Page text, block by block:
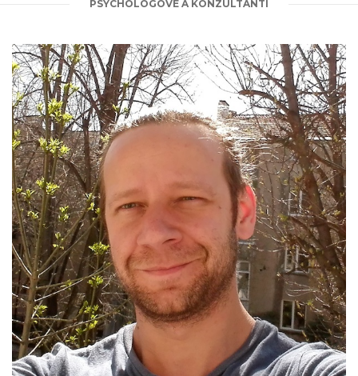
PSYCHOLOGOVÉ A KONZULTANTI
PSYCHOLOG | TERAPEUT